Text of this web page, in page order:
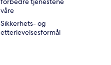
våre
Sikkerhets- og
etterlevelsesformål